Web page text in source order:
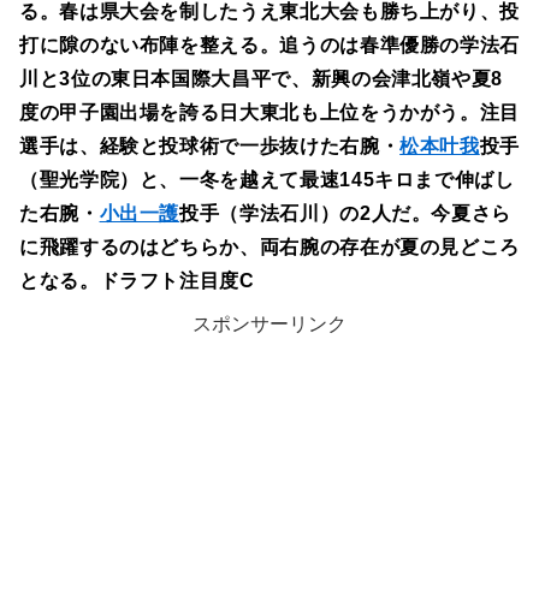
る。春は県大会を制したうえ東北大会も勝ち上がり、投
打に隙のない布陣を整える。追うのは春準優勝の学法石
川と3位の東日本国際大昌平で、新興の会津北嶺や夏8
度の甲子園出場を誇る日大東北も上位をうかがう。注目
選手は、経験と投球術で一歩抜けた右腕・松本叶我投手
（聖光学院）と、一冬を越えて最速145キロまで伸ばし
た右腕・ 小出一護投手（学法石川）の2人だ。今夏さら
に飛躍するのはどちらか、両右腕の存在が夏の見どころ
となる。ドラフト注目度C
スポンサーリンク